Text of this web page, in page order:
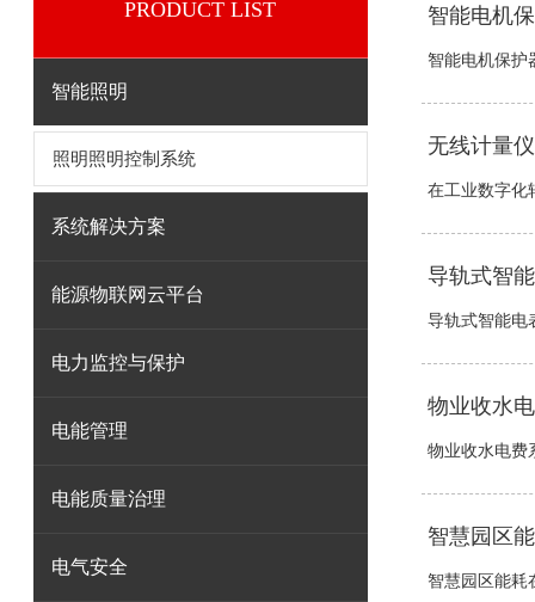
PRODUCT LIST
智能照明
照明照明控制系统
系统解决方案
能源物联网云平台
电力监控与保护
电能管理
电能质量治理
电气安全
智能电机
智能电机保护
无线计量
在工业数字化
导轨式智
导轨式智能电
物业收水
物业收水电费
智慧园区
智慧园区能耗